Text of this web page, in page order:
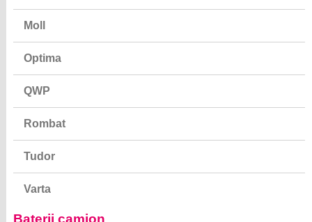
Moll
Optima
QWP
Rombat
Tudor
Varta
Baterii camion